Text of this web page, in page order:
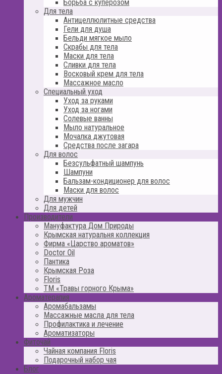
Борьба с куперозом
Для тела
Антицеллюлитные средства
Гели для душа
Бельди мягкое мыло
Скрабы для тела
Маски для тела
Сливки для тела
Восковый крем для тела
Массажное масло
Специальный уход
Уход за руками
Уход за ногами
Солевые ванны
Мыло натуральное
Мочалка джутовая
Средства после загара
Для волос
Безсульфатный шампунь
Шампуни
Бальзам-кондиционер для волос
Маски для волос
Для мужчин
Для детей
Производители
Мануфактура Дом Природы
Крымская натуральня коллекция
Фирма «Царство ароматов»
Doctor Oil
Пантика
Крымская Роза
Floris
ТМ «Травы горного Крыма»
Ароматерапия
Аромабальзамы
Массажные масла для тела
Профилактика и лечение
Ароматизаторы
Фиточай
Чайная компания Floris
Подарочный набор чая
Блог